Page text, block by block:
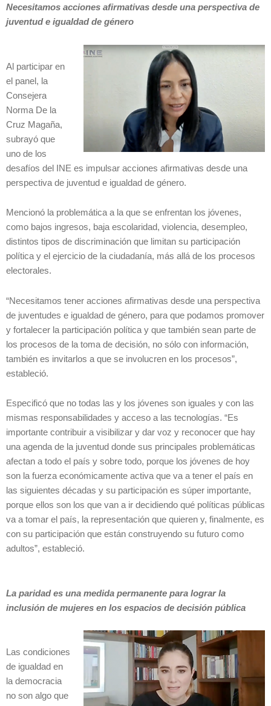
Necesitamos acciones afirmativas desde una perspectiva de
juventud e igualdad de género
Al participar en
el panel, la
Consejera
Norma De la
Cruz Magaña,
subrayó que
uno de los
desafíos del INE es impulsar acciones afirmativas desde una
perspectiva de juventud e igualdad de género.
Mencionó la problemática a la que se enfrentan los jóvenes,
como bajos ingresos, baja escolaridad, violencia, desempleo,
distintos tipos de discriminación que limitan su participación
política y el ejercicio de la ciudadanía, más allá de los procesos
electorales.
“Necesitamos tener acciones afirmativas desde una perspectiva
de juventudes e igualdad de género, para que podamos promover
y fortalecer la participación política y que también sean parte de
los procesos de la toma de decisión, no sólo con información,
también es invitarlos a que se involucren en los procesos”,
estableció.
Especificó que no todas las y los jóvenes son iguales y con las
mismas responsabilidades y acceso a las tecnologías. “Es
importante contribuir a visibilizar y dar voz y reconocer que hay
una agenda de la juventud donde sus principales problemáticas
afectan a todo el país y sobre todo, porque los jóvenes de hoy
son la fuerza económicamente activa que va a tener el país en
las siguientes décadas y su participación es súper importante,
porque ellos son los que van a ir decidiendo qué políticas públicas
va a tomar el país, la representación que quieren y, finalmente, es
con su participación que están construyendo su futuro como
adultos”, estableció.
La paridad es una medida permanente para lograr la
inclusión de mujeres en los espacios de decisión pública
Las condiciones
de igualdad en
la democracia
no son algo que